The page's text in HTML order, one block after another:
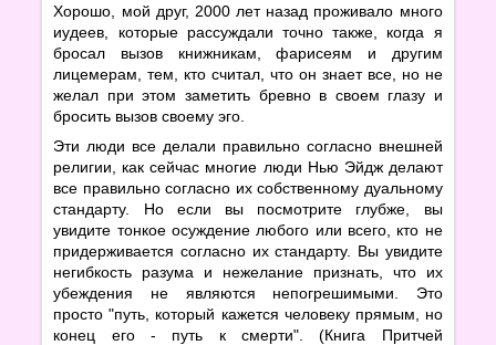
Хорошо, мой друг, 2000 лет назад проживало много
иудеев, которые рассуждали точно также, когда я
бросал вызов книжникам, фарисеям и другим
лицемерам, тем, кто считал, что он знает все, но не
желал при этом заметить бревно в своем глазу и
бросить вызов своему эго.
Эти люди все делали правильно согласно внешней
религии, как сейчас многие люди Нью Эйдж делают
все правильно согласно их собственному дуальному
стандарту. Но если вы посмотрите глубже, вы
увидите тонкое осуждение любого или всего, кто не
придерживается согласно их стандарту. Вы увидите
негибкость разума и нежелание признать, что их
убеждения не являются непогрешимыми. Это
просто "путь, который кажется человеку прямым, но
конец его - путь к смерти". (Книга Притчей